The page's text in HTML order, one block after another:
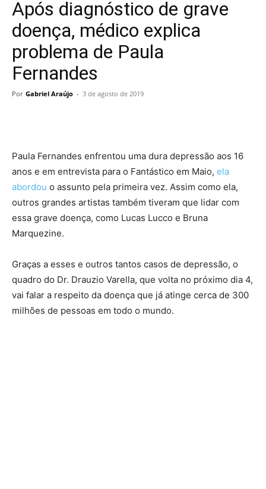
Após diagnóstico de grave
doença, médico explica
problema de Paula
Fernandes
Por Gabriel Araújo - 3 de agosto de 2019
Paula Fernandes enfrentou uma dura depressão aos 16
anos e em entrevista para o Fantástico em Maio, ela
abordou o assunto pela primeira vez. Assim como ela,
outros grandes artistas também tiveram que lidar com
essa grave doença, como Lucas Lucco e Bruna
Marquezine.
Graças a esses e outros tantos casos de depressão, o
quadro do Dr. Drauzio Varella, que volta no próximo dia 4,
vai falar a respeito da doença que já atinge cerca de 300
milhões de pessoas em todo o mundo.